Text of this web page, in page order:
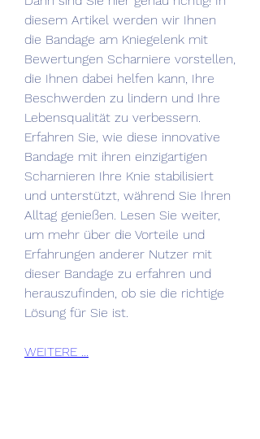
diesem Artikel werden wir Ihnen
die Bandage am Kniegelenk mit
Bewertungen Scharniere vorstellen,
die Ihnen dabei helfen kann, Ihre
Beschwerden zu lindern und Ihre
Lebensqualität zu verbessern.
Erfahren Sie, wie diese innovative
Bandage mit ihren einzigartigen
Scharnieren Ihre Knie stabilisiert
und unterstützt, während Sie Ihren
Alltag genießen. Lesen Sie weiter,
um mehr über die Vorteile und
Erfahrungen anderer Nutzer mit
dieser Bandage zu erfahren und
herauszufinden, ob sie die richtige
Lösung für Sie ist.
WEITERE ...